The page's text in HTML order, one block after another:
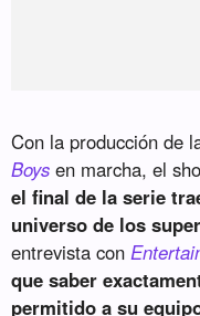
Con la producción de
Boys en marcha, el
el final de la serie
universo de los
entrevista con
que saber
permitido a su